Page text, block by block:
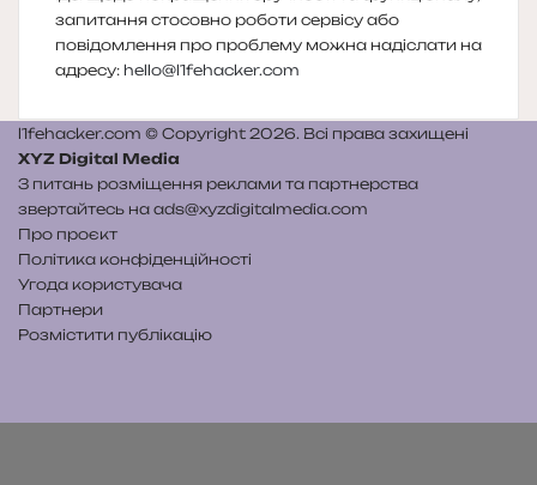
запитання стосовно роботи сервісу або
повідомлення про проблему можна надіслати на
адресу: hello@l1fehacker.com
l1fehacker.com © Copyright 2026. Всі права захищені
XYZ Digital Media
З питань розміщення реклами та партнерства
звертайтесь на ads@xyzdigitalmedia.com
Про проєкт
Політика конфіденційності
Угода користувача
Партнери
Розмістити публікацію